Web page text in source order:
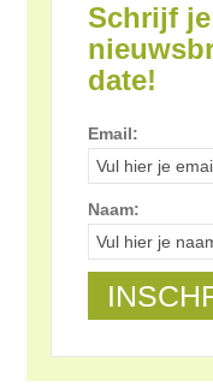
Schrijf
date!
Email:
Naam: